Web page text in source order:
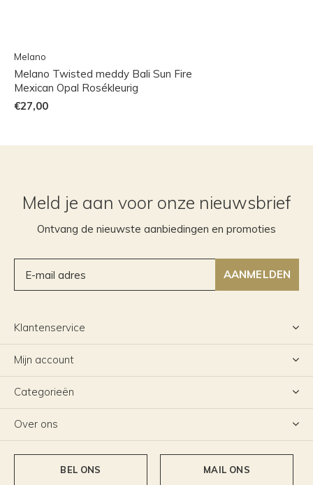
Melano
Melano Twisted meddy Bali Sun Fire
Mexican Opal Rosékleurig
€27,00
Meld je aan voor onze nieuwsbrief
Ontvang de nieuwste aanbiedingen en promoties
AANMELDEN
Klantenservice
Mijn account
Categorieën
Over ons
BEL ONS MAIL ONS